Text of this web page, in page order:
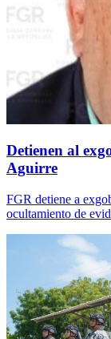
Detienen al
Aguirre
FGR detiene a
ocultamiento de